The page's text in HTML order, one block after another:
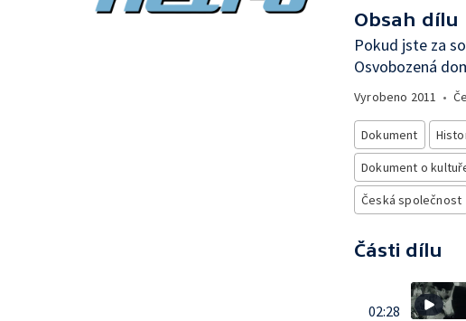
Obsah dílu
Pokud jste za
Osvobozená
Vyrobeno 2011 •
Dokument
Dokument o
Česká společnost
Části dílu
02:28